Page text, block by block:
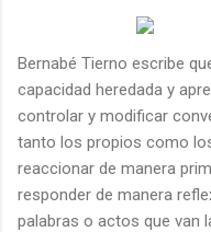
Bernabé Tierno escribe
capacidad heredada y
controlar y modificar
tanto los propios como
reaccionar de manera
responder de manera
palabras o actos que van